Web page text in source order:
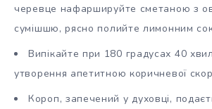
черевце нафаршируйте сметаною з
сумішшю, рясно полийте лимонним
Випікайте при 180 градусах 40
утворення апетитною коричневої
Короп, запечений у духовці,